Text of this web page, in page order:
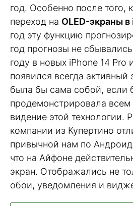
год. Особенно после того,
переход на OLED-экраны в
год эту функцию
год прогнозы не
году в новых iPhone 14 Pro
появился всегда активный
была бы сама собой, если
продемонстрировала всем
видение этой технологии.
компании из Купертино
привычной нам по
что на Айфоне
экран. Отображались не
обои, уведомления и